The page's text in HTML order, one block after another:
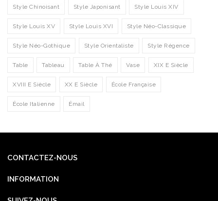
Style Chinoisant Style Japonisant Style Louis XIV
Style Louis XV Style Louis XVI Style Néo-Classique
Style Néo-Gothique Style Orientaliste Style Régence
Table Tableau Table À Thé Vase XIX E Siècle
XVIII E Siècle XX E Siècle École Française
École Italienne Émail
CONTACTEZ-NOUS
INFORMATION